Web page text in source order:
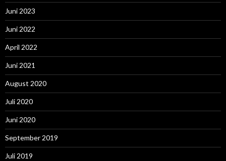
Juni 2023
Juni 2022
April 2022
Juni 2021
August 2020
Juli 2020
Juni 2020
September 2019
Juli 2019